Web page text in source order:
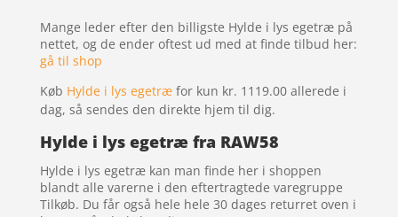
Mange leder efter den billigste Hylde i lys egetræ på
nettet, og de ender oftest ud med at finde tilbud her:
gå til shop
Køb Hylde i lys egetræfor kun kr. 1119.00 allerede i
dag, så sendes den direkte hjem til dig.
Hylde i lys egetræ fra RAW58
Hylde i lys egetræ kan man finde her i shoppen
blandt alle varerne i den eftertragtede varegruppe
Tilkøb. Du får også hele hele 30 dages returret oven i